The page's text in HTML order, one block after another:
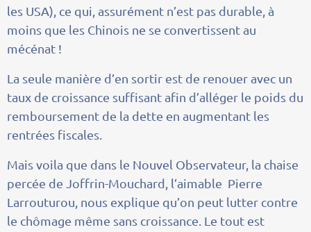
les USA), ce qui, assurément n’est pas durable, à
moins que les Chinois ne se convertissent au
mécénat !
La seule manière d’en sortir est de renouer avec un
taux de croissance suffisant afin d’alléger le poids du
remboursement de la dette en augmentant les
rentrées fiscales.
Mais voila que dans le Nouvel Observateur, la chaise
percée de Joffrin-Mouchard, l’aimable Pierre
Larrouturou, nous explique qu’on peut lutter contre
le chômage même sans croissance. Le tout est